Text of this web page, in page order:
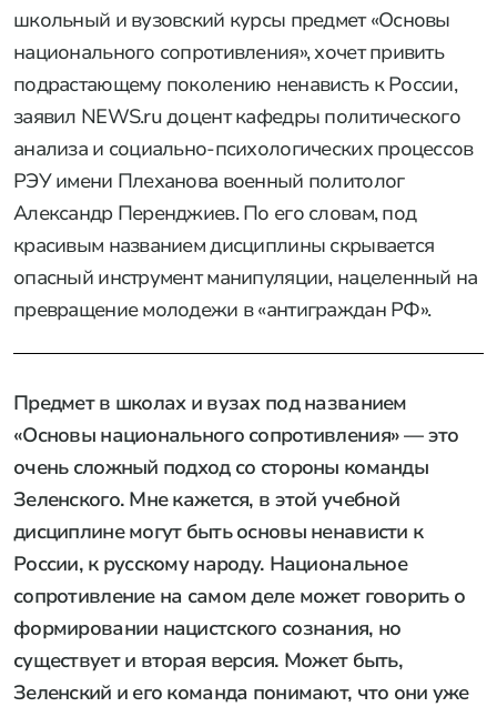
школьный и вузовский курсы предмет «Основы
национального сопротивления», хочет привить
подрастающему поколению ненависть к России,
заявил NEWS.ru доцент кафедры политического
анализа и социально-психологических процессов
РЭУ имени Плеханова военный политолог
Александр Перенджиев. По его словам, под
красивым названием дисциплины скрывается
опасный инструмент манипуляции, нацеленный на
превращение молодежи в «антиграждан РФ».
Предмет в школах и вузах под названием
«Основы национального сопротивления» — это
очень сложный подход со стороны команды
Зеленского. Мне кажется, в этой учебной
дисциплине могут быть основы ненависти к
России, к русскому народу. Национальное
сопротивление на самом деле может говорить о
формировании нацистского сознания, но
существует и вторая версия. Может быть,
Зеленский и его команда понимают, что они уже